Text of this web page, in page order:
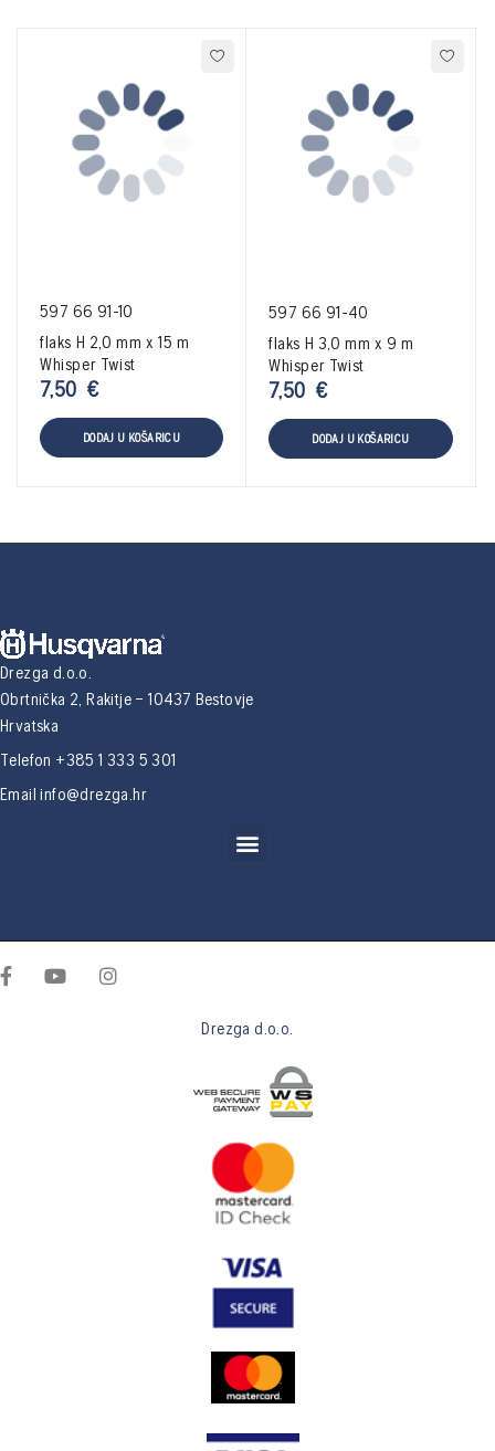
597 66 91-10
flaks H 2,0 mm x 15 m
Whisper Twist
7,50 €
DODAJ U KOŠARICU
597 66 91-40
flaks H 3,0 mm x 9 m
Whisper Twist
7,50 €
DODAJ U KOŠARICU
Drezga d.o.o.
Obrtnička 2, Rakitje – 10437 Bestovje
Hrvatska
Telefon +385 1 333 5 301
Emailinfo@drezga.hr
Drezga d.o.o.